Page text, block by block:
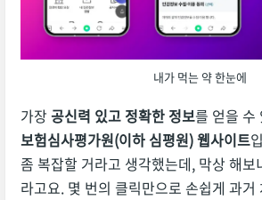
내가 먹는 약 한눈에
가장 공신력 있고 정확한 정보를 얻을 수
보험심사평가원(이하 심평원) 웹사이트
좀 복잡할 거라고 생각했는데, 막상 해보
라고요. 몇 번의 클릭만으로 손쉽게 과거